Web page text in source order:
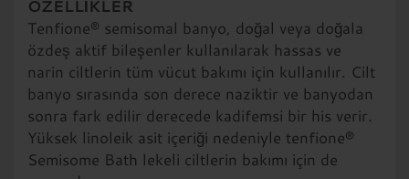
ÖZELLİKLER
Tenfione® semisomal banyo, doğal veya doğala
özdeş aktif bileşenler kullanılarak hassas ve
narin ciltlerin tüm vücut bakımı için kullanılır. Cilt
banyo sırasında son derece naziktir ve banyodan
sonra fark edilir derecede kadifemsi bir his verir.
Yüksek linoleik asit içeriği nedeniyle tenfione®
Semisome Bath lekeli ciltlerin bakımı için de